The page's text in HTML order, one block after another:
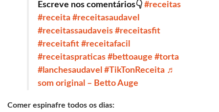
Escreve nos comentários👇 #receitas
#receita #receitasaudavel
#receitassaudaveis #receitasfit
#receitafit #receitafacil
#receitaspraticas #bettoauge #torta
#lanchesaudavel #TikTonReceita ♬
som original – Betto Auge
Comer espinafre todos os dias: